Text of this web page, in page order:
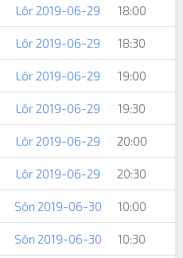
Lör 2019-06-29 18:00
Lör 2019-06-29 18:30
Lör 2019-06-29 19:00
Lör 2019-06-29 19:30
Lör 2019-06-29 20:00
Lör 2019-06-29 20:30
Sön 2019-06-30 10:00
Sön 2019-06-30 10:30